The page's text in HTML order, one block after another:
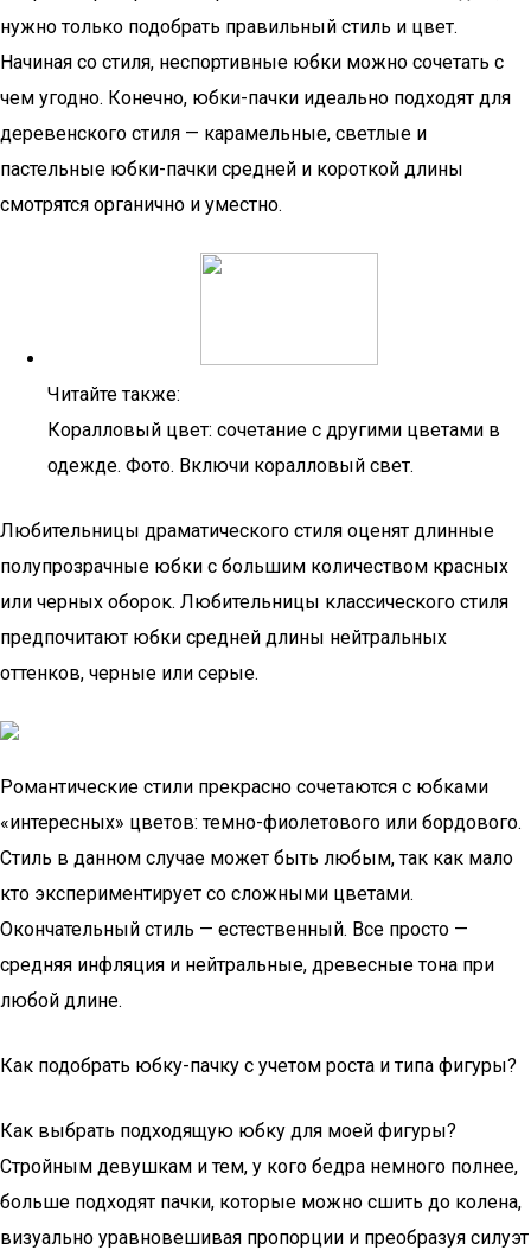
нужно только подобрать правильный стиль и цвет.
Начиная со стиля, неспортивные юбки можно сочетать с
чем угодно. Конечно, юбки-пачки идеально подходят для
деревенского стиля — карамельные, светлые и
пастельные юбки-пачки средней и короткой длины
смотрятся органично и уместно.
Читайте также:
Коралловый цвет: сочетание с другими цветами в
одежде. Фото. Включи коралловый свет.
Любительницы драматического стиля оценят длинные
полупрозрачные юбки с большим количеством красных
или черных оборок. Любительницы классического стиля
предпочитают юбки средней длины нейтральных
оттенков, черные или серые.
Романтические стили прекрасно сочетаются с юбками
«интересных» цветов: темно-фиолетового или бордового.
Стиль в данном случае может быть любым, так как мало
кто экспериментирует со сложными цветами.
Окончательный стиль — естественный. Все просто —
средняя инфляция и нейтральные, древесные тона при
любой длине.
Как подобрать юбку-пачку с учетом роста и типа фигуры?
Как выбрать подходящую юбку для моей фигуры?
Стройным девушкам и тем, у кого бедра немного полнее,
больше подходят пачки, которые можно сшить до колена,
визуально уравновешивая пропорции и преобразуя силуэт